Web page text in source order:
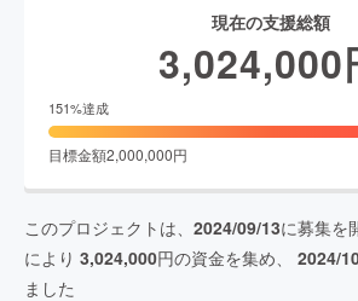
現在の支援総額
3,024,000
151%達成
目標金額2,000,000円
このプロジェクトは、 2024/09/13に募集を
により 3,024,000円の資金を集め、 2024/
ました